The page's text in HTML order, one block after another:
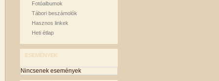
Fotóalbumok
Tábori beszámolók
Hasznos linkek
Heti étlap
ESEMÉNYEK
Nincsenek események